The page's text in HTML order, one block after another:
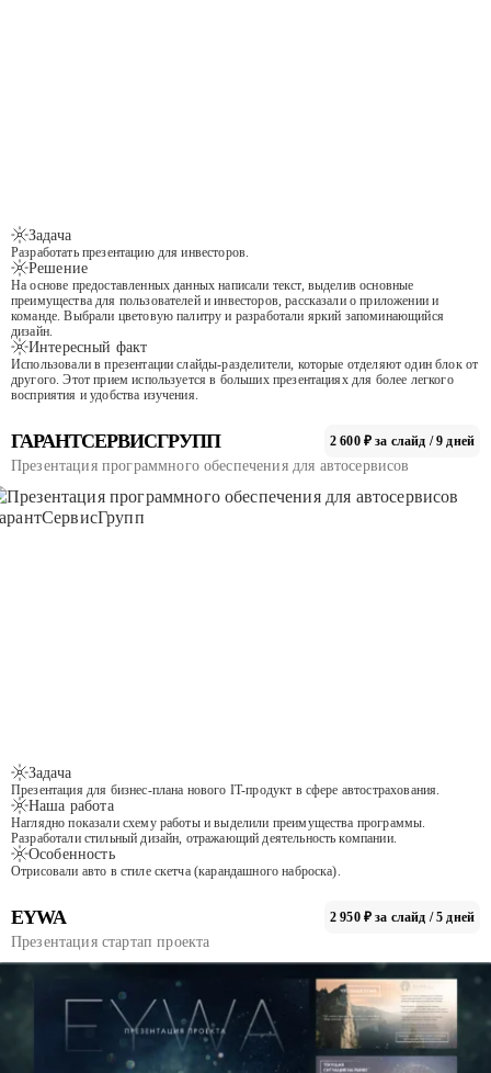
Задача
Разработать презентацию для инвесторов.
Решение
На основе предоставленных данных написали текст, выделив основные
преимущества для пользователей и инвесторов, рассказали о приложении и
команде. Выбрали цветовую палитру и разработали яркий запоминающийся
дизайн.
Интересный факт
Использовали в презентации слайды-разделители, которые отделяют один блок от
другого. Этот прием используется в больших презентациях для более легкого
восприятия и удобства изучения.
ГАРАНТСЕРВИСГРУПП 2 600 ₽ за слайд / 9 дней
Презентация программного обеспечения для автосервисов
Задача
Презентация для бизнес-плана нового IT-продукт в сфере автострахования.
Наша работа
Наглядно показали схему работы и выделили преимущества программы.
Разработали стильный дизайн, отражающий деятельность компании.
Особенность
Отрисовали авто в стиле скетча (карандашного наброска).
EYWA 2 950 ₽ за слайд / 5 дней
Презентация стартап проекта